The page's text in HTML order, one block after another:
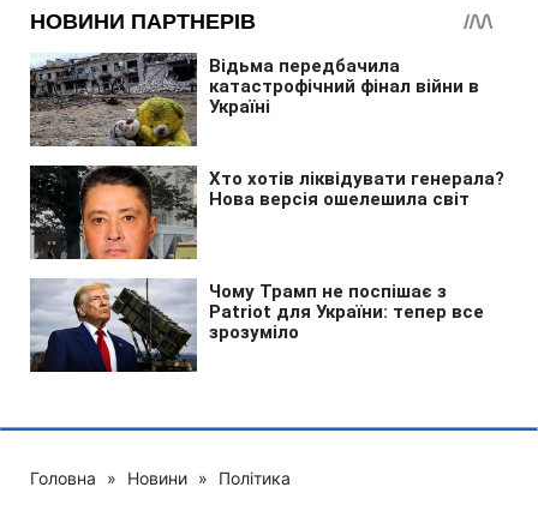
Головна » Новини » Політика